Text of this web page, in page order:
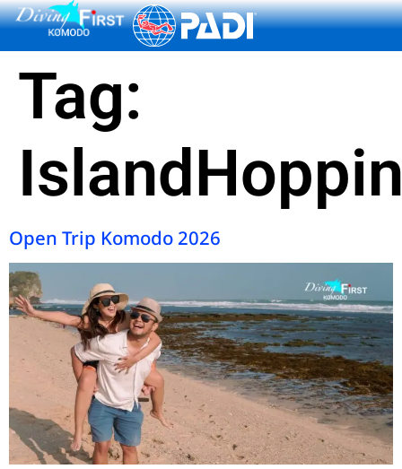
content
Tag:
Open Trip Komodo 2026